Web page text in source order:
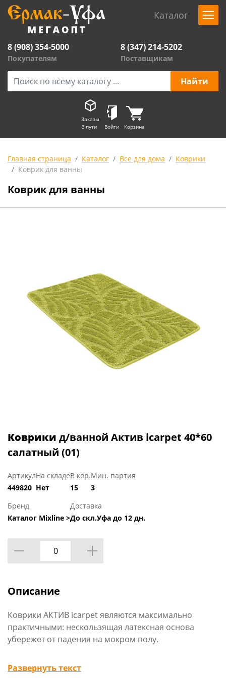
Каталог
8 (908) 354-5000
Покупателям
8 (347) 214-5202
Поставщикам
Заказы
В пути
Войти Корзина
Главная страница Каталог Все для дома
Коврики
Коврик для ванны
Коврик для ванны
Коврики д/ванной Актив icarpet 40*60
салатный (01)
Артикул
449820
На складе
Нет
В кор.
15
Мин. партия
3
Бренд
Каталог Mixline >
Доставка
До скл.Уфа до 12 дн.
Описание
Коврики АКТИВ icarpet являются максимально
практичными: нескользящая латексная основа
убережет от падения на мокром полу.
Коврики серии АКТИВ icarpet изготовлены из
полипропилена, бактерии не могут размножаться в
Развернуть текст